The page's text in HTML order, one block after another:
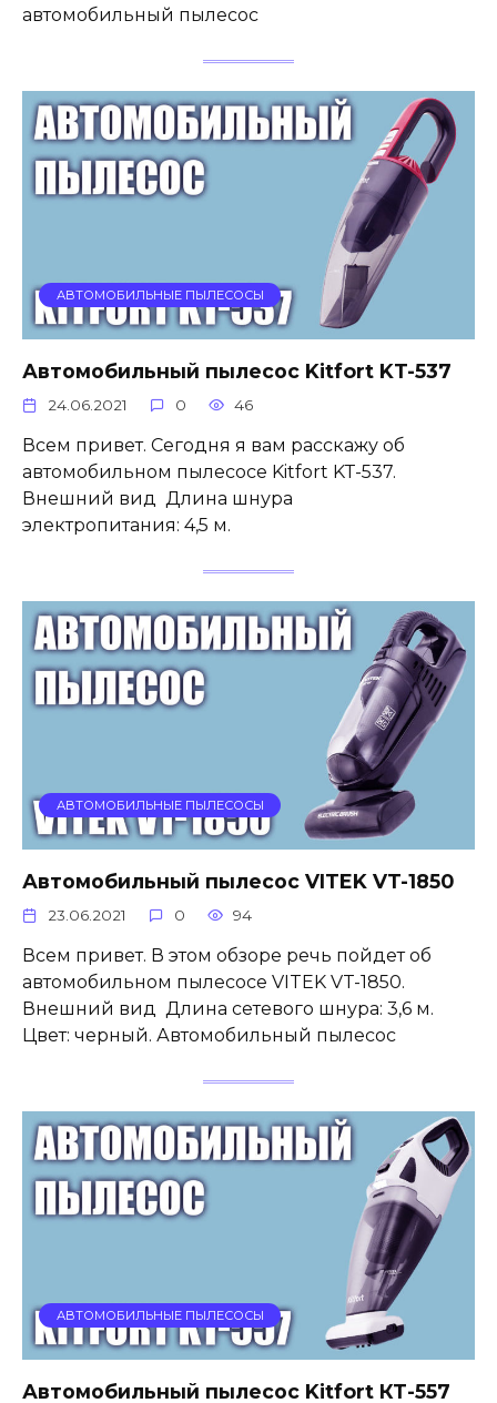
автомобильный пылесос
АВТОМОБИЛЬНЫЕ ПЫЛЕСОСЫ
Автомобильный пылесос Kitfort KT-537
24.06.2021 0 46
Всем привет. Сегодня я вам расскажу об
автомобильном пылесосе Kitfort KT-537.
Внешний вид Длина шнура
электропитания: 4,5 м.
АВТОМОБИЛЬНЫЕ ПЫЛЕСОСЫ
Автомобильный пылесос VITEK VT-1850
23.06.2021 0 94
Всем привет. В этом обзоре речь пойдет об
автомобильном пылесосе VITEK VT-1850.
Внешний вид Длина сетевого шнура: 3,6 м.
Цвет: черный. Автомобильный пылесос
АВТОМОБИЛЬНЫЕ ПЫЛЕСОСЫ
Автомобильный пылесос Kitfort КТ-557